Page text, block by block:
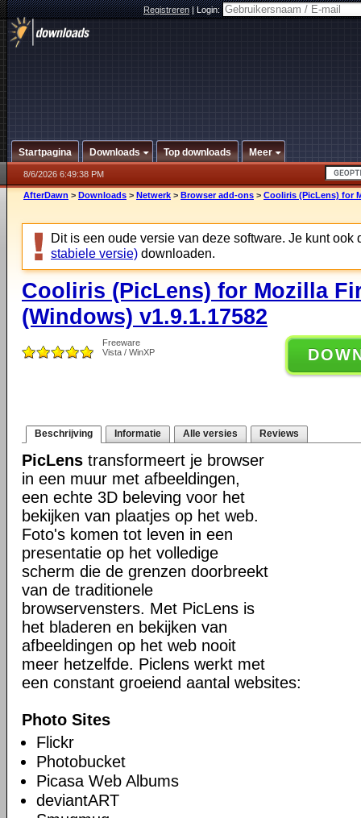
Registreren|Login:
Startpagina Downloads Top downloads Meer
8/6/2026 6:49:38 PM
AfterDawn > Downloads > Netwerk > Browser add-ons > Cooliris (PicLens) for
Dit is een oude versie van deze software. Je kunt ook
stabiele versie) downloaden.
Cooliris (PicLens) for Mozilla
(Windows) v1.9.1.17582
Freeware
Vista / WinXP
Beschrijving Informatie Alle versies Reviews
PicLens transformeert je browser
in een muur met afbeeldingen,
een echte 3D beleving voor het
bekijken van plaatjes op het web.
Foto's komen tot leven in een
presentatie op het volledige
scherm die de grenzen doorbreekt
van de traditionele
browservensters. Met PicLens is
het bladeren en bekijken van
afbeeldingen op het web nooit
meer hetzelfde. Piclens werkt met
een constant groeiend aantal websites:
Photo Sites
Flickr
Photobucket
Picasa Web Albums
deviantART